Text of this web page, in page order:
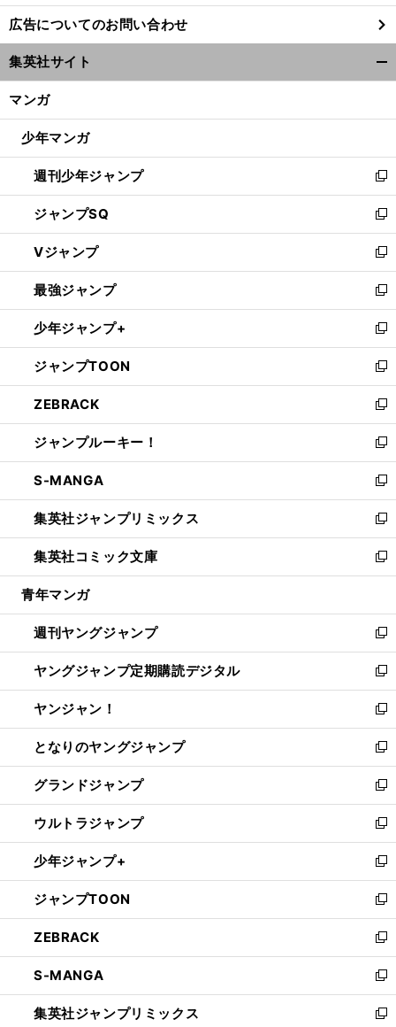
し
い
ウ
ィ
ン
ウ
開
く
広告についてのお問い合わせ
集英社サイト
マンガ
少年マンガ
週刊少年ジャンプ
新
し
い
ウ
ィ
ン
ド
ウ
で
開
く
ジャンプSQ
新
し
い
ウ
ィ
ン
ド
ウ
で
開
く
Vジャンプ
新
し
い
ウ
ィ
ン
ド
ウ
で
開
く
最強ジャンプ
新
し
い
ウ
ィ
ン
ド
ウ
で
開
く
少年ジャンプ+
新
し
い
ウ
ィ
ン
ド
ウ
で
開
く
ジャンプTOON
新
し
い
ウ
ィ
ン
ド
ウ
で
開
く
ZEBRACK
新
し
い
ウ
ィ
ン
ド
ウ
で
開
ジャンプルーキー！
新
し
い
ウ
ィ
ン
ド
ウ
開
く
S-MANGA
新
し
い
ウ
ィ
ン
ウ
で
開
く
集英社ジャンプリミックス
新
し
い
ウ
ン
ド
ウ
で
開
く
集英社コミック文庫
新
し
ウ
ィ
ン
ド
ウ
で
開
く
青年マンガ
週刊ヤングジャンプ
新
し
い
ウ
ィ
ン
ド
ウ
で
開
く
ヤングジャンプ定期購読デジタル
新
し
い
ウ
ィ
ン
ド
ウ
で
開
く
ヤンジャン！
新
し
い
ウ
ィ
ン
ド
ウ
で
開
く
となりのヤングジャンプ
新
し
い
ウ
ィ
ン
ド
ウ
で
開
く
グランドジャンプ
新
し
い
ウ
ィ
ン
ド
ウ
で
開
く
ウルトラジャンプ
新
し
い
ウ
ィ
ン
ド
ウ
で
開
く
少年ジャンプ+
新
し
い
ウ
ィ
ン
ド
ウ
で
ジャンプTOON
新
し
い
ウ
ィ
ン
ド
ZEBRACK
新
し
い
ウ
ィ
S-MANGA
新
し
い
集英社ジャンプリミックス 新